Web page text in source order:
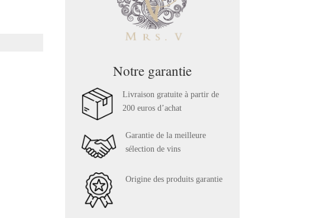
Notre garantie
Livraison gratuite à partir de
200 euros d’achat
Garantie de la meilleure
sélection de vins
Origine des produits garantie